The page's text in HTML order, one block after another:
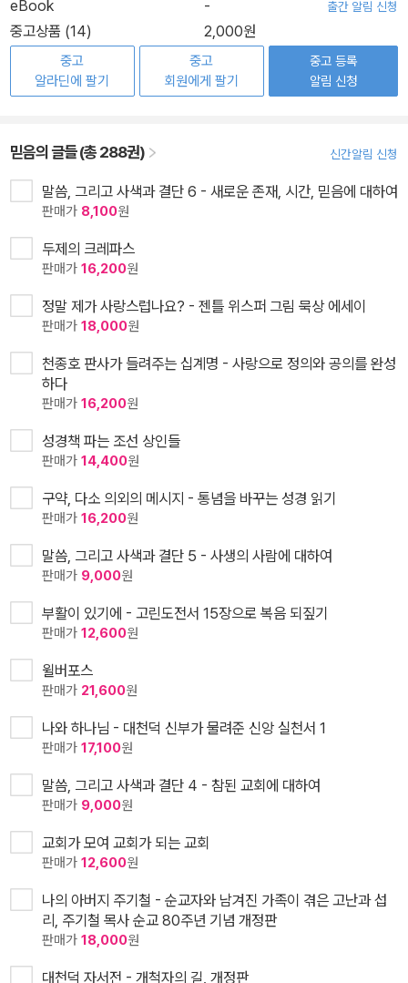
eBook
- 출간 알림 신청
중고상품 (14) 2,000원
중고
알라딘에 팔기
중고
회원에게 팔기
중고 등록
알림 신청
믿음의 글들 (총 288권) 신간알림 신청
말씀, 그리고 사색과 결단 6 - 새로운 존재, 시간, 믿음에 대하여
판매가 8,100원
두제의 크레파스
판매가 16,200원
정말 제가 사랑스럽나요? - 젠틀 위스퍼 그림 묵상 에세이
판매가 18,000원
천종호 판사가 들려주는 십계명 - 사랑으로 정의와 공의를 완성
하다
판매가 16,200원
성경책 파는 조선 상인들
판매가 14,400원
구약, 다소 의외의 메시지 - 통념을 바꾸는 성경 읽기
판매가 16,200원
말씀, 그리고 사색과 결단 5 - 사생의 사람에 대하여
판매가 9,000원
부활이 있기에 - 고린도전서 15장으로 복음 되짚기
판매가 12,600원
윌버포스
판매가 21,600원
나와 하나님 - 대천덕 신부가 물려준 신앙 실천서 1
판매가 17,100원
말씀, 그리고 사색과 결단 4 - 참된 교회에 대하여
판매가 9,000원
교회가 모여 교회가 되는 교회
판매가 12,600원
나의 아버지 주기철 - 순교자와 남겨진 가족이 겪은 고난과 섭
리, 주기철 목사 순교 80주년 기념 개정판
판매가 18,000원
대천덕 자서전 - 개척자의 길, 개정판